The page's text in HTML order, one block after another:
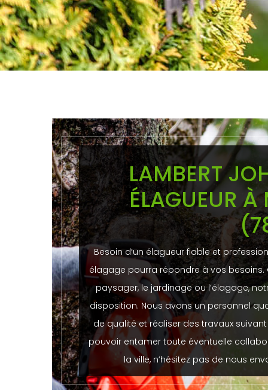
LAMBERT
ÉLAGUEUR À
Besoin d’un élagueur fiable et
élagage pourra répondre à vos
paysager, le jardinage ou l’élagage,
disposition. Nous avons un personnel
de qualité et réaliser des travaux
pouvoir entamer toute éventuelle
la ville, n’hésitez pas de nous